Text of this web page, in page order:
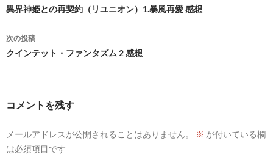
稿
ナ
ビ
ゲ
ョ
異界神姫との再契約（リユニオン）1.暴風再愛 感想
次の投稿
クインテット・ファンタズム 2 感想
コメントを残す
メールアドレスが公開されることはありません。 ※ が付いている欄
は必須項目です